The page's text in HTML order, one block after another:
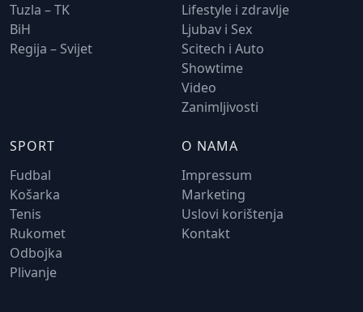
Tuzla – TK
BiH
Regija – Svijet
Lifestyle i zdravlje
Ljubav i Sex
Scitech i Auto
Showtime
Video
Zanimljivosti
SPORT
Fudbal
Košarka
Tenis
Rukomet
Odbojka
Plivanje
O NAMA
Impressum
Marketing
Uslovi korištenja
Kontakt